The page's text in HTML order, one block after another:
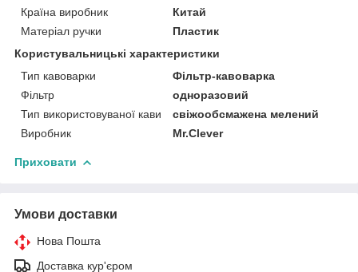
Країна виробник
Китай
Матеріал ручки
Пластик
Користувальницькі характеристики
Тип кавоварки
Фільтр-кавоварка
Фільтр
одноразовий
Тип використовуваної кави
свіжообсмажена мелений
Виробник
Mr.Clever
Приховати
Умови доставки
Нова Пошта
Доставка кур'єром